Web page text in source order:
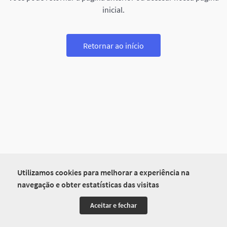
Utilizamos cookies para melhorar a experiência na
navegação e obter estatísticas das visitas
Aceitar e fechar
inicial.
Retornar ao início